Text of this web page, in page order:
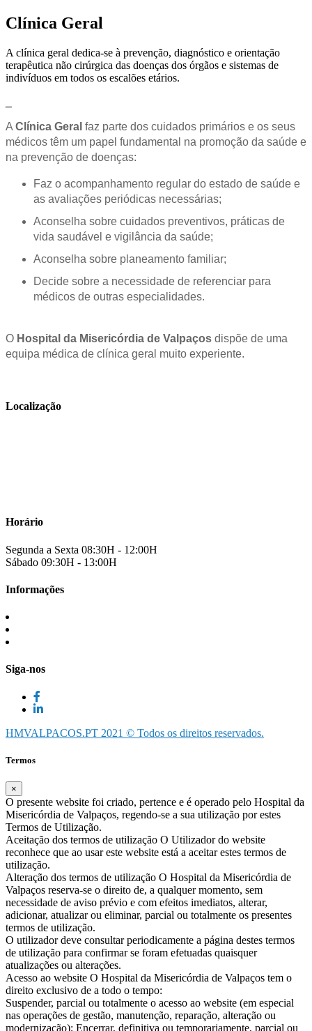
Clínica Geral
A clínica geral dedica-se à prevenção, diagnóstico e orientação
terapêutica não cirúrgica das doenças dos órgãos e sistemas de
indivíduos em todos os escalões etários.
A Clínica Geral faz parte dos cuidados primários e os seus
médicos têm um papel fundamental na promoção da saúde e
na prevenção de doenças:
Faz o acompanhamento regular do estado de saúde e
as avaliações periódicas necessárias;
Aconselha sobre cuidados preventivos, práticas de
vida saudável e vigilância da saúde;
Aconselha sobre planeamento familiar;
Decide sobre a necessidade de referenciar para
médicos de outras especialidades.
O Hospital da Misericórdia de Valpaços dispõe de uma
equipa médica de clínica geral muito experiente.
Localização
Horário
Segunda a Sexta 08:30H - 12:00H
Sábado 09:30H - 13:00H
Informações
Siga-nos
HMVALPACOS.PT 2021 © Todos os direitos reservados.
Termos
×
O presente website foi criado, pertence e é operado pelo Hospital da
Misericórdia de Valpaços, regendo-se a sua utilização por estes
Termos de Utilização.
Aceitação dos termos de utilização O Utilizador do website
reconhece que ao usar este website está a aceitar estes termos de
utilização.
Alteração dos termos de utilização O Hospital da Misericórdia de
Valpaços reserva-se o direito de, a qualquer momento, sem
necessidade de aviso prévio e com efeitos imediatos, alterar,
adicionar, atualizar ou eliminar, parcial ou totalmente os presentes
termos de utilização.
O utilizador deve consultar periodicamente a página destes termos
de utilização para confirmar se foram efetuadas quaisquer
atualizações ou alterações.
Acesso ao website O Hospital da Misericórdia de Valpaços tem o
direito exclusivo de a todo o tempo:
Suspender, parcial ou totalmente o acesso ao website (em especial
nas operações de gestão, manutenção, reparação, alteração ou
modernização); Encerrar, definitiva ou temporariamente, parcial ou